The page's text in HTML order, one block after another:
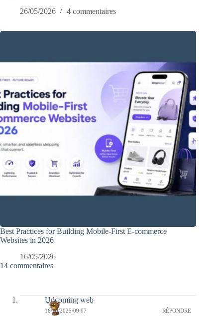
26/05/2026
4 commentaires
Best Practices for Building Mobile-First E-commerce
Websites in 2026
16/05/2026
14 commentaires
Upcoming web
16/10/2025/09:07 RÉPONDRE